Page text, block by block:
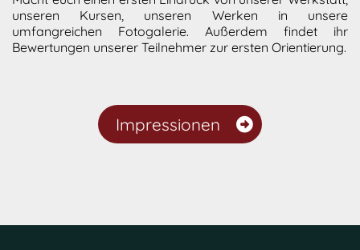
unseren Kursen, unseren Werken in unsere
umfangreichen Fotogalerie. Außerdem findet ihr
Bewertungen unserer Teilnehmer zur ersten Orientierung.
Impressionen